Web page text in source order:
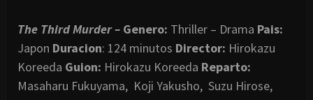
The Third Murder – Genero: Thriller – Drama Pais:
Japon Duracion: 124 minutos Director: Hirokazu
Koreeda Guion: Hirokazu Koreeda Reparto:
Masaharu Fukuyama, Koji Yakusho, Suzu Hirose,